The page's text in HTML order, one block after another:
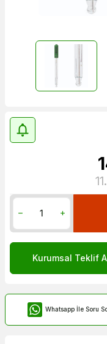
Kurumsal Teklif
Whatsapp İle Soru